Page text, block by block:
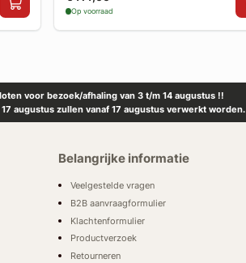
Op voorraad
voor bezoek/afhaling van 3 t/m 14 augustus !!
augustus zullen vanaf 17 augustus verwerkt worden.
Belangrijke informatie
Veelgestelde vragen
B2B aanvraagformulier
Klachtenformulier
Productverzoek
Retourneren